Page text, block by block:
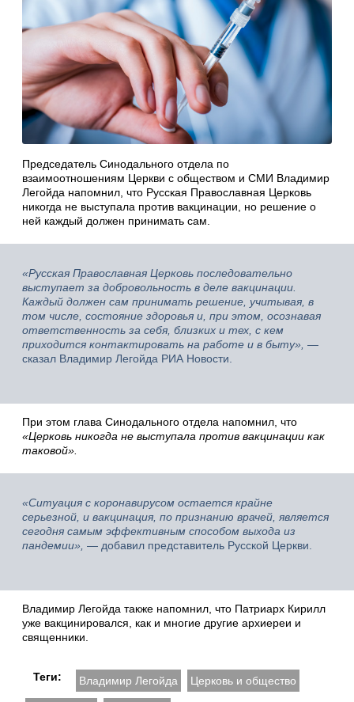
Председатель Синодального отдела по
взаимоотношениям Церкви с обществом и СМИ Владимир
Легойда напомнил, что Русская Православная Церковь
никогда не выступала против вакцинации, но решение о
ней каждый должен принимать сам.
«Русская Православная Церковь последовательно
выступает за добровольность в деле вакцинации.
Каждый должен сам принимать решение, учитывая, в
том числе, состояние здоровья и, при этом, осознавая
ответственность за себя, близких и тех, с кем
приходится контактировать на работе и в быту», —
сказал Владимир Легойда РИА Новости.
При этом глава Синодального отдела напомнил, что
«Церковь никогда не выступала против вакцинации как
таковой».
«Ситуация с коронавирусом остается крайне
серьезной, и вакцинация, по признанию врачей, является
сегодня самым эффективным способом выхода из
пандемии», — добавил представитель Русской Церкви.
Владимир Легойда также напомнил, что Патриарх Кирилл
уже вакцинировался, как и многие другие архиереи и
священники.
Теги: Владимир Легойда Церковь и общество